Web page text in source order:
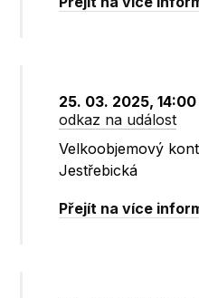
25. 03. 2025,
odkaz na událost
Velkoobjemový
Jestřebická
Přejít na více